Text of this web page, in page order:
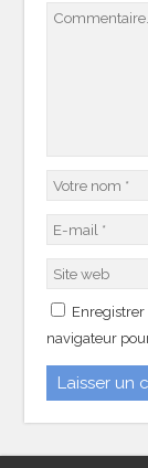
navigateur